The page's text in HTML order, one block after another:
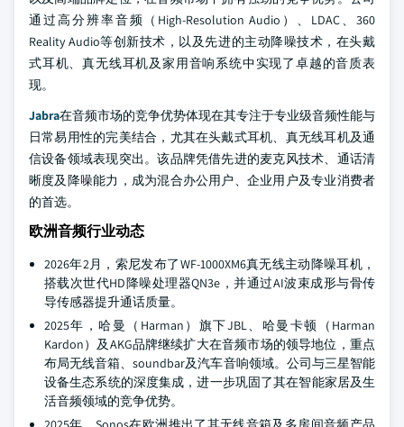
通过高分辨率音频（High-Resolution Audio）、LDAC、360
Reality Audio等创新技术，以及先进的主动降噪技术，在头戴
式耳机、真无线耳机及家用音响系统中实现了卓越的音质表
现。
Jabra在音频市场的竞争优势体现在其专注于专业级音频性能与
日常易用性的完美结合，尤其在头戴式耳机、真无线耳机及通
信设备领域表现突出。该品牌凭借先进的麦克风技术、通话清
晰度及降噪能力，成为混合办公用户、企业用户及专业消费者
的首选。
欧洲音频行业动态
2026年2月，索尼发布了WF-1000XM6真无线主动降噪耳机，
搭载次世代HD降噪处理器QN3e，并通过AI波束成形与骨传
导传感器提升通话质量。
2025年，哈曼（Harman）旗下JBL、哈曼卡顿（Harman
Kardon）及AKG品牌继续扩大在音频市场的领导地位，重点
布局无线音箱、soundbar及汽车音响领域。公司与三星智能
设备生态系统的深度集成，进一步巩固了其在智能家居及生
活音频领域的竞争优势。